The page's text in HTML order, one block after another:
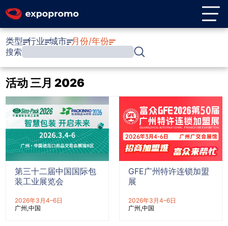
类型 行业 城市 月份/年份
搜索
活动 三月 2026
第三十二届中国国际包
装工业展览会
2026年3月4–6日
广州 中国
GFE广州特许连锁加盟
展
2026年3月4–6日
广州 中国